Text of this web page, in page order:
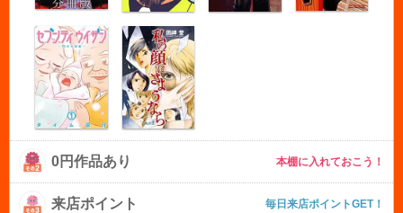
0円作品あり 本棚に入れておこう！
来店ポイント 毎日来店ポイントGET！